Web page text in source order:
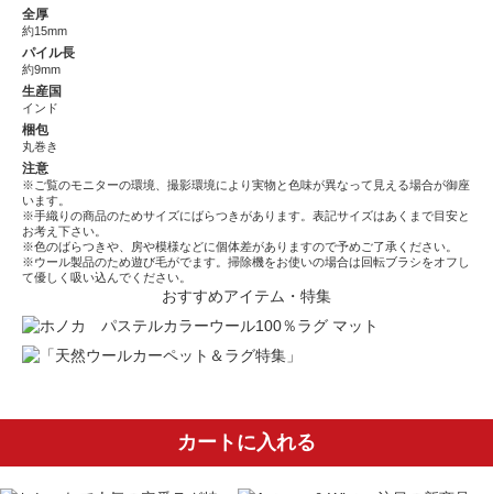
全厚
約15mm
パイル長
約9mm
生産国
インド
梱包
丸巻き
注意
※ご覧のモニターの環境、撮影環境により実物と色味が異なって見える場合が御座
います。
※手織りの商品のためサイズにばらつきがあります。表記サイズはあくまで目安と
お考え下さい。
※色のばらつきや、房や模様などに個体差がありますので予めご了承ください。
※ウール製品のため遊び毛がでます。掃除機をお使いの場合は回転ブラシをオフし
て優しく吸い込んでください。
おすすめアイテム・特集
カートに入れる